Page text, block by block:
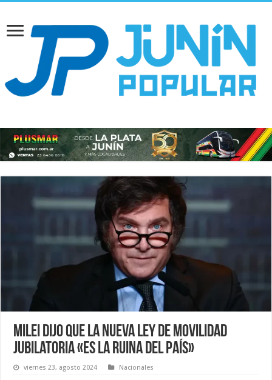
Milei dijo que la nueva ley de movilidad
jubilatoria «es la ruina del país»
viernes 23, agosto 2024 Nacionales